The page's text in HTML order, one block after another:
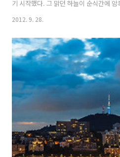
기 시작했다. 그 맑던 하늘이 순식간에
작대교...
2012. 9. 28.